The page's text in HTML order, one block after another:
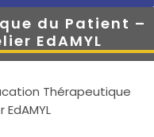
du Patient –
EdAMYL
Thérapeutique